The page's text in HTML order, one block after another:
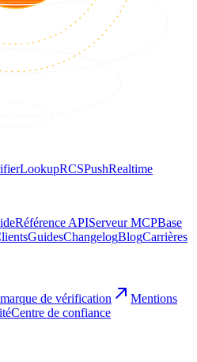
LookupRCSPushRealtime
Référence APIServeur MCPBase
GuidesChangelogBlogCarrières
de vérification
Mentions
Centre de confiance